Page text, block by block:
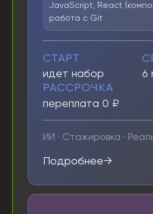
JavaScript, React
работа с Git
СТАРТ
идет набор
6
РАССРОЧКА
переплата 0 ₽
ИИ · Стажировка ·
Подробнее